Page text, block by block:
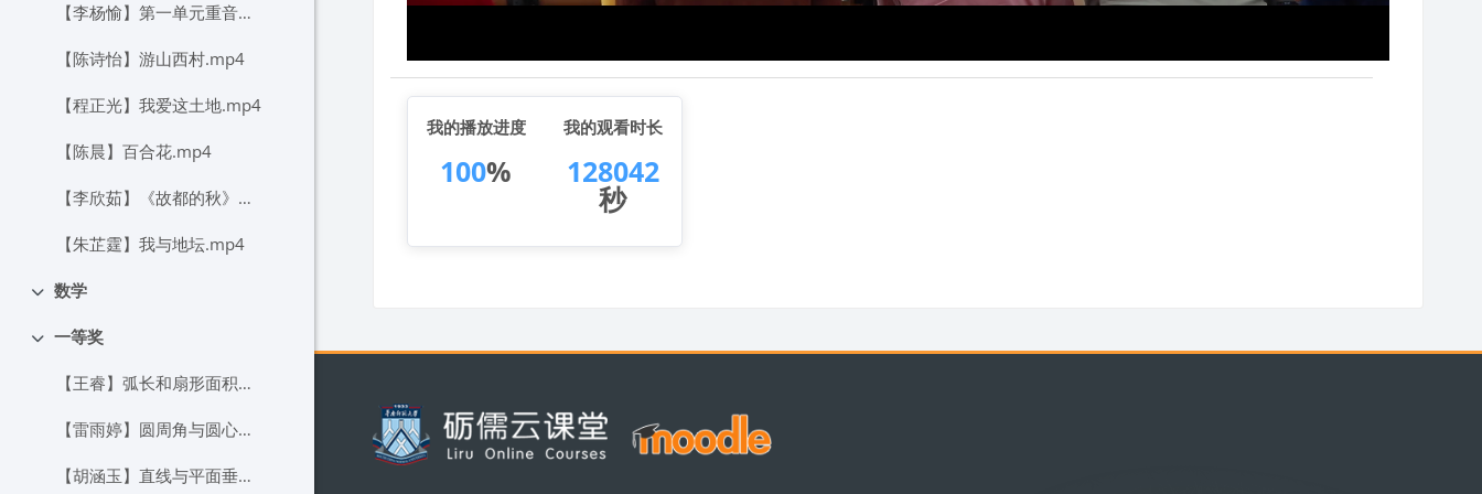
【李杨愉】第一单元重音、停连的大单元教学.mp4
【陈诗怡】游山西村.mp4
【程正光】我爱这土地.mp4
【陈晨】百合花.mp4
【李欣茹】《故都的秋》与《荷塘月色》联读.mp4
【朱芷霆】我与地坛.mp4
折叠
数学
一等奖
【王睿】弧长和扇形面积（第1课时）.mp4
【雷雨婷】圆周角与圆心角的关系.mp4
【胡涵玉】直线与平面垂直（1）.mp4
我的播放进度
100%
我的观看时长
128042
秒
版块